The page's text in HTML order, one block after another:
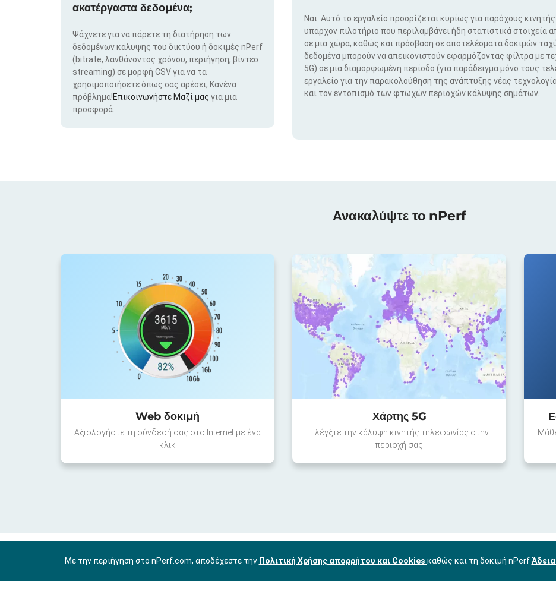
ακατέργαστα δεδομένα;
Ψάχνετε για να πάρετε τη διατήρηση των
δεδομένων κάλυψης του δικτύου ή δοκιμές nPerf
(bitrate, λανθάνοντος χρόνου, περιήγηση, βίντεο
streaming) σε μορφή CSV για να τα
χρησιμοποιήσετε όπως σας αρέσει; Κανένα
πρόβλημα!Επικοινωνήστε Μαζί μας για μια
προσφορά.
Ναι. Αυτό το εργαλείο προορίζεται κυρίως για παρόχους
υπάρχον πιλοτήριο που περιλαμβάνει ήδη στατιστικά
σε μια χώρα, καθώς και πρόσβαση σε αποτελέσματα δοκιμών
δεδομένα μπορούν να απεικονιστούν εφαρμόζοντας φίλτρα με
5G) σε μια διαμορφωμένη περίοδο (για παράδειγμα μόνο τους
εργαλείο για την παρακολούθηση της ανάπτυξης νέας
και τον εντοπισμό των φτωχών περιοχών κάλυψης σημάτων.
Ανακαλύψτε το nPerf
Web δοκιμή
Αξιολογήστε τη σύνδεσή σας στο Internet με ένα
κλικ
Χάρτης 5G
Ελέγξτε την κάλυψη κινητής τηλεφωνίας στην
περιοχή σας
Με την περιήγηση στο nPerf.com, αποδέχεστε την Πολιτική Χρήσης απορρήτου και Cookies καθώς και τη δοκιμή nPerf